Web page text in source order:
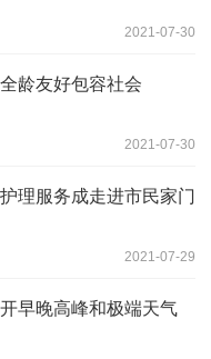
2021-07-30
龄友好包容社会
2021-07-30
理服务成走进市民家门
2021-07-29
早晚高峰和极端天气